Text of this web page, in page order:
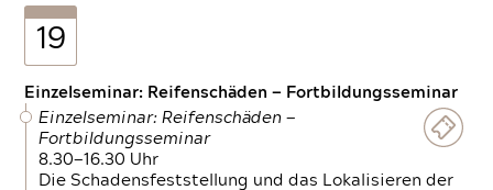
19
Einzelseminar: Reifenschäden — Fortbildungsseminar
Einzelseminar: Reifenschäden —
Fortbildungsseminar
8.30—16.30 Uhr
Die Schadensfeststellung und das Lokalisieren der